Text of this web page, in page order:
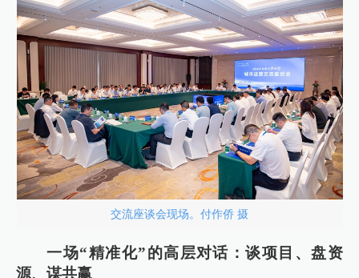
交流座谈会现场。付作侨 摄
一场“精准化”的高层对话：谈项目、盘资
源、谋共赢